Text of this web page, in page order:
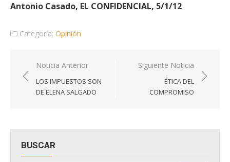
Antonio Casado, EL CONFIDENCIAL, 5/1/12
Categoría: Opinión
Navegación
de
entradas
Noticia Anterior
LOS IMPUESTOS SON
DE ELENA SALGADO
Siguiente Noticia
ÉTICA DEL
COMPROMISO
BUSCAR